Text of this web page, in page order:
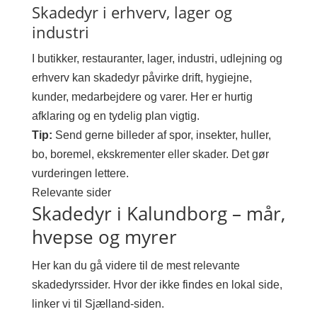
Skadedyr i erhverv, lager og
industri
I butikker, restauranter, lager, industri, udlejning og
erhverv kan skadedyr påvirke drift, hygiejne,
kunder, medarbejdere og varer. Her er hurtig
afklaring og en tydelig plan vigtig.
Tip: Send gerne billeder af spor, insekter, huller,
bo, boremel, ekskrementer eller skader. Det gør
vurderingen lettere.
Relevante sider
Skadedyr i Kalundborg – mår,
hvepse og myrer
Her kan du gå videre til de mest relevante
skadedyrssider. Hvor der ikke findes en lokal side,
linker vi til Sjælland-siden.